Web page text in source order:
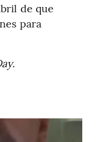
de que
para